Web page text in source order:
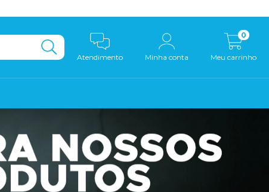
Atendimento Minha conta Meu carrinho
0